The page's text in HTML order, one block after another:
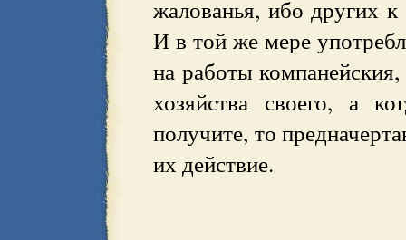
жалованья, ибо других
И в той же мере
на работы
хозяйства своего, а
получите, то
их действие.